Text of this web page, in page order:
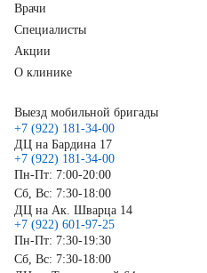
Врачи
Специалисты
Акции
О клинике
Выезд мобильной бригады
+7 (922) 181-34-00
ДЦ на Бардина 17
+7 (922) 181-34-00
Пн-Пт: 7:00-20:00
Сб, Вс: 7:30-18:00
ДЦ на Ак. Шварца 14
+7 (922) 601-97-25
Пн-Пт: 7:30-19:30
Сб, Вс: 7:30-18:00